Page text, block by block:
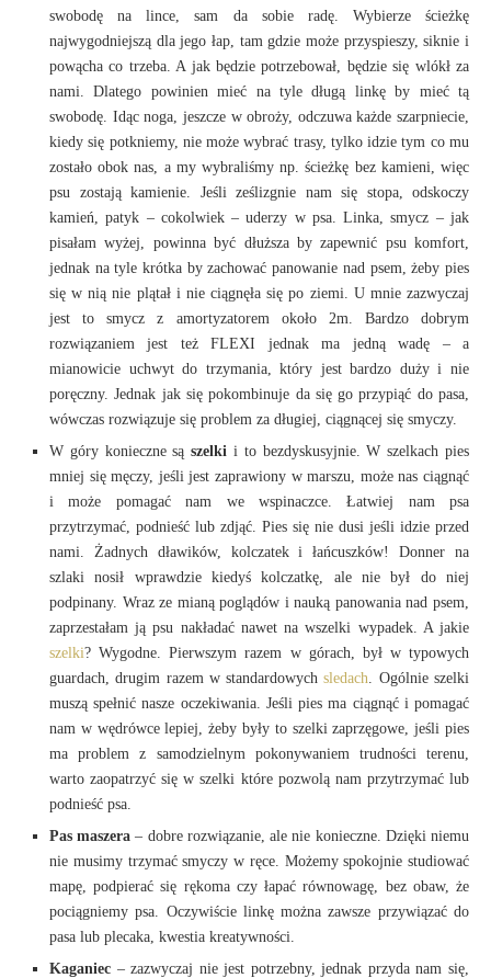
swobodę na lince, sam da sobie radę. Wybierze ścieżkę
najwygodniejszą dla jego łap, tam gdzie może przyspieszy, siknie i
powącha co trzeba. A jak będzie potrzebował, będzie się wlókł za
nami. Dlatego powinien mieć na tyle długą linkę by mieć tą
swobodę. Idąc noga, jeszcze w obroży, odczuwa każde szarpniecie,
kiedy się potkniemy, nie może wybrać trasy, tylko idzie tym co mu
zostało obok nas, a my wybraliśmy np. ścieżkę bez kamieni, więc
psu zostają kamienie. Jeśli ześlizgnie nam się stopa, odskoczy
kamień, patyk – cokolwiek – uderzy w psa. Linka, smycz – jak
pisałam wyżej, powinna być dłuższa by zapewnić psu komfort,
jednak na tyle krótka by zachować panowanie nad psem, żeby pies
się w nią nie plątał i nie ciągnęła się po ziemi. U mnie zazwyczaj
jest to smycz z amortyzatorem około 2m. Bardzo dobrym
rozwiązaniem jest też FLEXI jednak ma jedną wadę – a
mianowicie uchwyt do trzymania, który jest bardzo duży i nie
poręczny. Jednak jak się pokombinuje da się go przypiąć do pasa,
wówczas rozwiązuje się problem za długiej, ciągnącej się smyczy.
W góry konieczne sąszelki i to bezdyskusyjnie. W szelkach pies
mniej się męczy, jeśli jest zaprawiony w marszu, może nas ciągnąć
i może pomagać nam we wspinaczce. Łatwiej nam psa
przytrzymać, podnieść lub zdjąć. Pies się nie dusi jeśli idzie przed
nami. Żadnych dławików, kolczatek i łańcuszków! Donner na
szlaki nosił wprawdzie kiedyś kolczatkę, ale nie był do niej
podpinany. Wraz ze mianą poglądów i nauką panowania nad psem,
zaprzestałam ją psu nakładać nawet na wszelki wypadek. A jakie
szelki? Wygodne. Pierwszym razem w górach, był w typowych
guardach, drugim razem w standardowychsledach. Ogólnie szelki
muszą spełnić nasze oczekiwania. Jeśli pies ma ciągnąć i pomagać
nam w wędrówce lepiej, żeby były to szelki zaprzęgowe, jeśli pies
ma problem z samodzielnym pokonywaniem trudności terenu,
warto zaopatrzyć się w szelki które pozwolą nam przytrzymać lub
podnieść psa.
Pas maszera – dobre rozwiązanie, ale nie konieczne. Dzięki niemu
nie musimy trzymać smyczy w ręce. Możemy spokojnie studiować
mapę, podpierać się rękoma czy łapać równowagę, bez obaw, że
pociągniemy psa. Oczywiście linkę można zawsze przywiązać do
pasa lub plecaka, kwestia kreatywności.
Kaganiec – zazwyczaj nie jest potrzebny, jednak przyda nam się,